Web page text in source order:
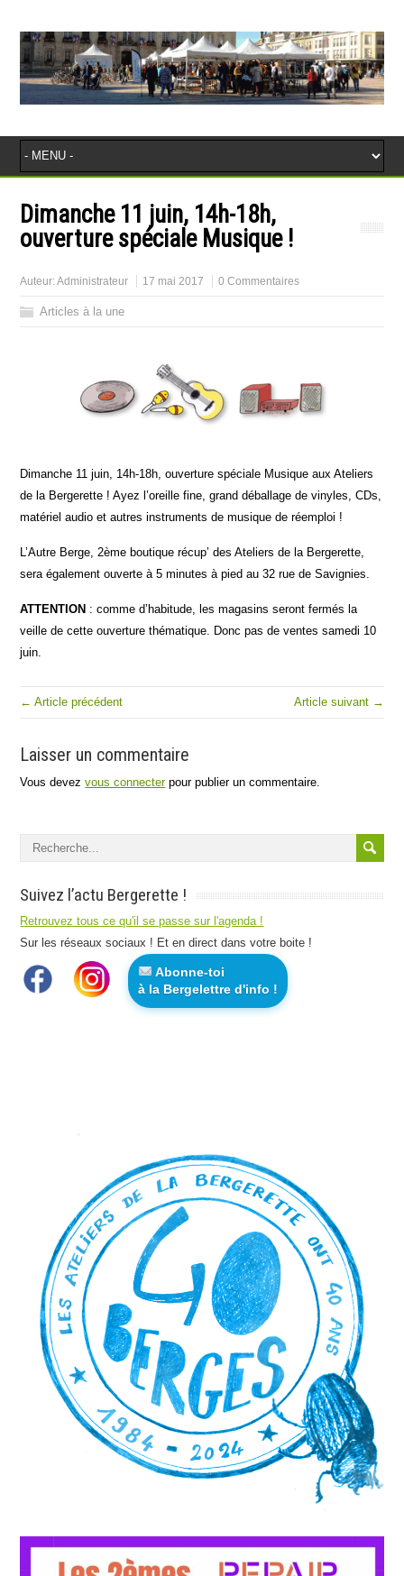
Dimanche 11 juin, 14h-18h,
ouverture spéciale Musique !
Auteur:Administrateur 17 mai 2017 0 Commentaires
Articles à la une
Dimanche 11 juin, 14h-18h, ouverture spéciale Musique aux Ateliers
de la Bergerette ! Ayez l’oreille fine, grand déballage de vinyles, CDs,
matériel audio et autres instruments de musique de réemploi !
L’Autre Berge, 2ème boutique récup’ des Ateliers de la Bergerette,
sera également ouverte à 5 minutes à pied au 32 rue de Savignies.
ATTENTION : comme d’habitude, les magasins seront fermés la
veille de cette ouverture thématique. Donc pas de ventes samedi 10
juin.
← Article précédent Article suivant →
Laisser un commentaire
Vous devezvous connecterpour publier un commentaire.
Suivez l’actu Bergerette !
Retrouvez tous ce qu'il se passe sur l'agenda !
Sur les réseaux sociaux ! Et en direct dans votre boite !
Abonne-toi
à la Bergelettre d'info !